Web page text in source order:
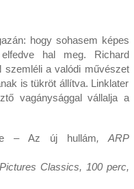
hogy sohasem képes
hal meg. Richard
szemléli a valódi művészet
is tükröt állítva. Linklater
vagánysággal vállalja a
– Az új hullám, ARP
Classics, 100 perc,